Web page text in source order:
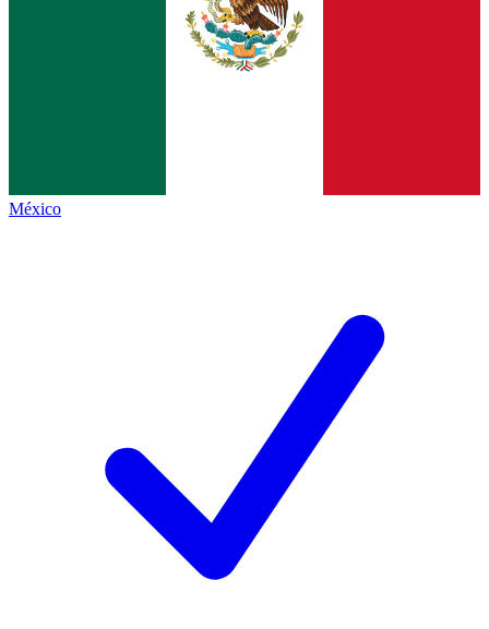
México